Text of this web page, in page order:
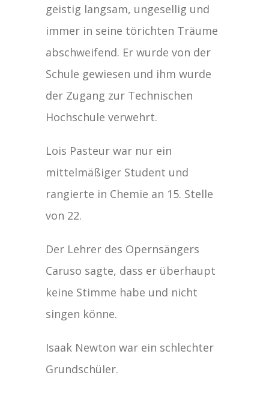
geistig langsam, ungesellig und
immer in seine törichten Träume
abschweifend. Er wurde von der
Schule gewiesen und ihm wurde
der Zugang zur Technischen
Hochschule verwehrt.
Lois Pasteur war nur ein
mittelmäßiger Student und
rangierte in Chemie an 15. Stelle
von 22.
Der Lehrer des Opernsängers
Caruso sagte, dass er überhaupt
keine Stimme habe und nicht
singen könne.
Isaak Newton war ein schlechter
Grundschüler.